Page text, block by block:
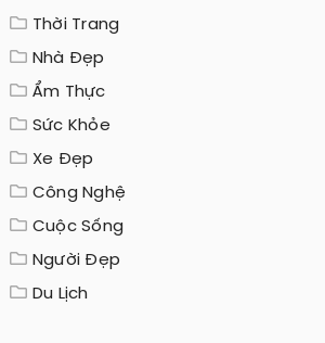
Thời Trang
Nhà Đẹp
Ẩm Thực
Sức Khỏe
Xe Đẹp
Công Nghệ
Cuộc Sống
Người Đẹp
Du Lịch